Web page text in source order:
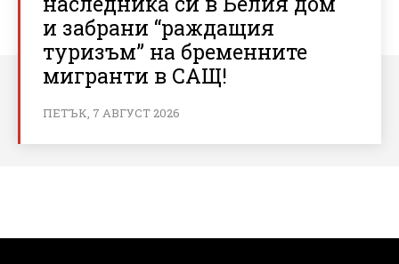
и забрани “раждащия
туризъм” на бременните
мигранти в САЩ!
ПЕТЪК, 7 АВГУСТ 2026